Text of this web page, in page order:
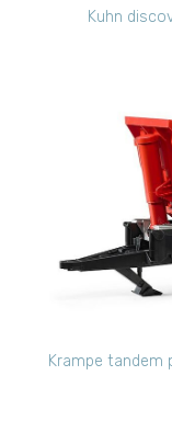
Kuhn
Krampe tandem